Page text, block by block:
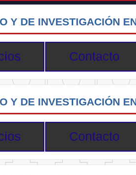
Y DE INVESTIGACIÓN
Contacto
Y DE INVESTIGACIÓN
Contacto